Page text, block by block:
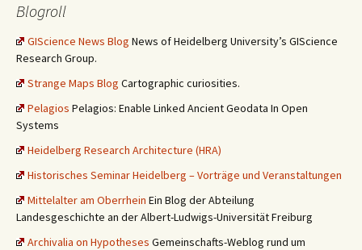
Blogroll
GIScience News Blog News of Heidelberg University’s GIScience
Research Group.
Strange Maps Blog Cartographic curiosities.
Pelagios Pelagios: Enable Linked Ancient Geodata In Open
Systems
Heidelberg Research Architecture (HRA)
Historisches Seminar Heidelberg – Vorträge und Veranstaltungen
Mittelalter am Oberrhein Ein Blog der Abteilung
Landesgeschichte an der Albert-Ludwigs-Universität Freiburg
Archivalia on Hypotheses Gemeinschafts-Weblog rund um